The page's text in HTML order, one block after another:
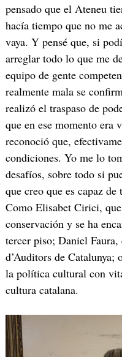
pensado que el Ateneu
hacía tiempo que no me
vaya. Y pensé que, si
arreglar todo lo que me
equipo de gente
realmente mala se
realizó el traspaso de
que en ese momento era
reconoció que,
condiciones. Yo me lo
desafíos, sobre todo si
que creo que es capaz
Como Elisabet Cirici,
conservación y se ha
tercer piso; Daniel
d’Auditors de
la política cultural con
cultura catalana.